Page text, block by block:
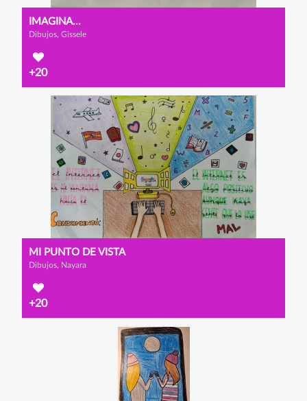
IMAGINA...
Dibujos, Gissele
+20
MI PUNTO DE VISTA
Dibujos, Nayara
+20